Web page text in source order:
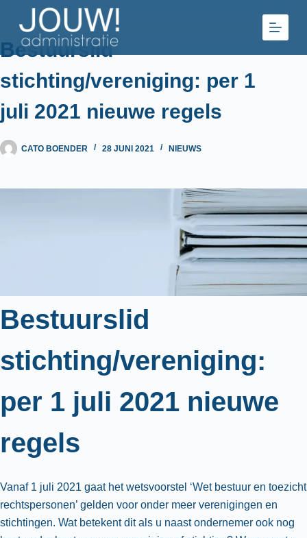
naar
de
Bestuurslid
stichting/vereniging: per 1
juli 2021 nieuwe regels
CATO BOENDER 28 JUNI 2021 NIEUWS
Bestuurslid
stichting/vereniging:
per 1 juli 2021 nieuwe
regels
Vanaf 1 juli 2021 gaat het wetsvoorstel ‘Wet bestuur en toezicht
rechtspersonen’ gelden voor onder meer verenigingen en
stichtingen. Wat betekent dit als u naast ondernemer ook nog